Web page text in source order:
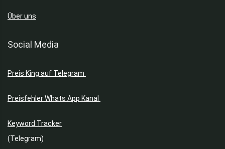
Über uns
Social Media
Preis King auf Telegram
Preisfehler Whats App Kanal
Keyword Tracker
(Telegram)